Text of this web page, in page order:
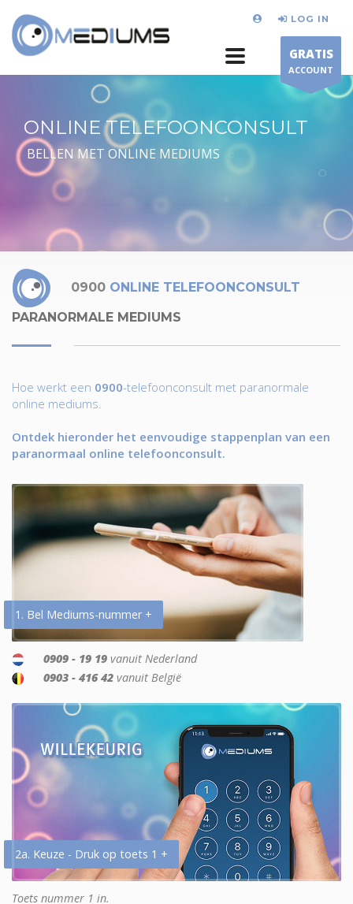
LOG IN
GRATIS
ACCOUNT
ONLINE TELEFOONCONSULT
BELLEN MET ONLINE MEDIUMS
0900 ONLINE TELEFOONCONSULT
PARANORMALE MEDIUMS
Hoe werkt een 0900-telefoonconsult met paranormale
online mediums.
Ontdek hieronder het eenvoudige stappenplan van een
paranormaal online telefoonconsult.
1. Bel Mediums-nummer +
0909 - 19 19 vanuit Nederland
0903 - 416 42 vanuit België
2a. Keuze - Druk op toets 1 +
Toets nummer 1 in.